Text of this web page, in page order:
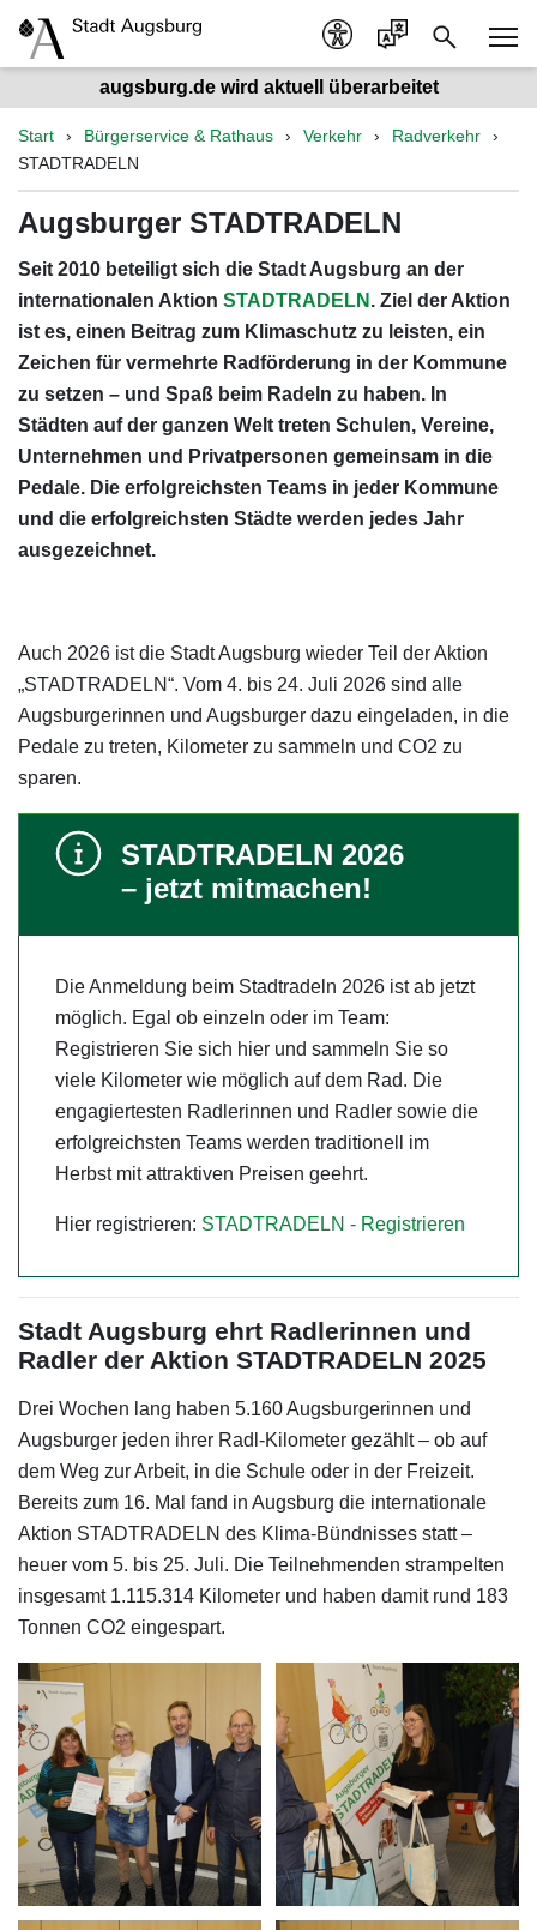
augsburg.de wird aktuell überarbeitet
Start Bürgerservice & Rathaus Verkehr
Radverkehr
STADTRADELN
Augsburger STADTRADELN
Seit 2010 beteiligt sich die Stadt Augsburg an der
internationalen Aktion STADTRADELN . Ziel der Aktion
ist es, einen Beitrag zum Klimaschutz zu leisten, ein
Zeichen für vermehrte Radförderung in der Kommune
zu setzen – und Spaß beim Radeln zu haben. In
Städten auf der ganzen Welt treten Schulen, Vereine,
Unternehmen und Privatpersonen gemeinsam in die
Pedale. Die erfolgreichsten Teams in jeder Kommune
und die erfolgreichsten Städte werden jedes Jahr
ausgezeichnet.
Auch 2026 ist die Stadt Augsburg wieder Teil der Aktion
„STADTRADELN“. Vom 4. bis 24. Juli 2026 sind alle
Augsburgerinnen und Augsburger dazu eingeladen, in die
Pedale zu treten, Kilometer zu sammeln und CO2 zu
sparen.
STADTRADELN 2026
– jetzt mitmachen!
Die Anmeldung beim Stadtradeln 2026 ist ab jetzt
möglich. Egal ob einzeln oder im Team:
Registrieren Sie sich hier und sammeln Sie so
viele Kilometer wie möglich auf dem Rad. Die
engagiertesten Radlerinnen und Radler sowie die
erfolgreichsten Teams werden traditionell im
Herbst mit attraktiven Preisen geehrt.
Hier registrieren: STADTRADELN - Registrieren
Stadt Augsburg ehrt Radlerinnen und
Radler der Aktion STADTRADELN 2025
Drei Wochen lang haben 5.160 Augsburgerinnen und
Augsburger jeden ihrer Radl-Kilometer gezählt – ob auf
dem Weg zur Arbeit, in die Schule oder in der Freizeit.
Bereits zum 16. Mal fand in Augsburg die internationale
Aktion STADTRADELN des Klima-Bündnisses statt –
heuer vom 5. bis 25. Juli. Die Teilnehmenden strampelten
insgesamt 1.115.314 Kilometer und haben damit rund 183
Tonnen CO2 eingespart.